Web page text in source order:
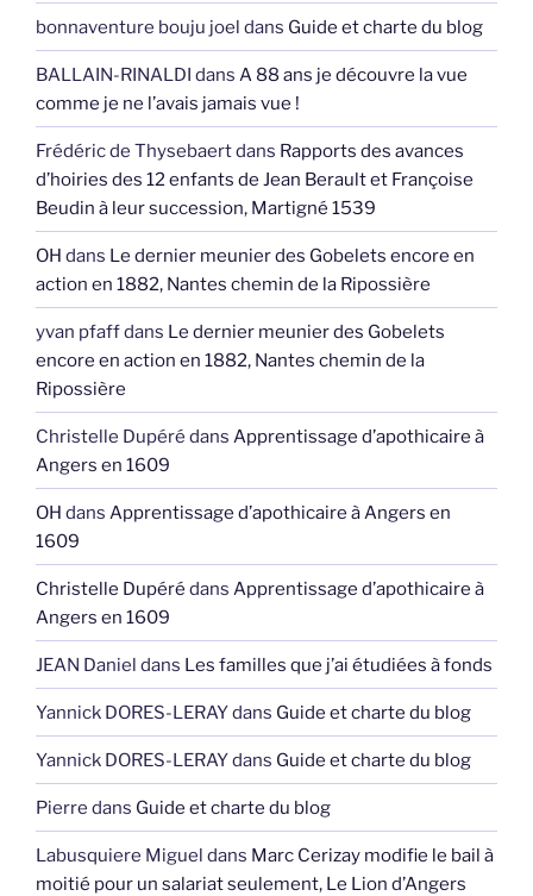
bonnaventure bouju joel dans Guide et charte du blog
BALLAIN-RINALDI dans A 88 ans je découvre la vue
comme je ne l’avais jamais vue !
Frédéric de Thysebaertdans Rapports des avances
d’hoiries des 12 enfants de Jean Berault et Françoise
Beudin à leur succession, Martigné 1539
OH dans Le dernier meunier des Gobelets encore en
action en 1882, Nantes chemin de la Ripossière
yvan pfaffdans Le dernier meunier des Gobelets
encore en action en 1882, Nantes chemin de la
Ripossière
Christelle Dupéré dans Apprentissage d’apothicaire à
Angers en 1609
OH dans Apprentissage d’apothicaire à Angers en
1609
Christelle Dupéré dans Apprentissage d’apothicaire à
Angers en 1609
JEAN Daniel dans Les familles que j’ai étudiées à fonds
Yannick DORES-LERAYdans Guide et charte du blog
Yannick DORES-LERAYdans Guide et charte du blog
Pierre dans Guide et charte du blog
Labusquiere Miguel dans Marc Cerizay modifie le bail à
moitié pour un salariat seulement, Le Lion d’Angers